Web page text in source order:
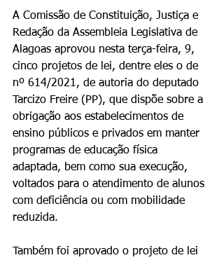
A Comissão de Constituição, Justiça e
Redação da Assembleia Legislativa de
Alagoas aprovou nesta terça-feira, 9,
cinco projetos de lei, dentre eles o de
nº 614/2021, de autoria do deputado
Tarcizo Freire (PP), que dispõe sobre a
obrigação aos estabelecimentos de
ensino públicos e privados em manter
programas de educação física
adaptada, bem como sua execução,
voltados para o atendimento de alunos
com deficiência ou com mobilidade
reduzida.
Também foi aprovado o projeto de lei